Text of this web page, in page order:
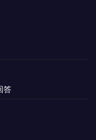
答